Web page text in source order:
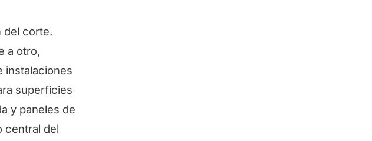
del corte.
a otro,
instalaciones
superficies
y paneles de
central del